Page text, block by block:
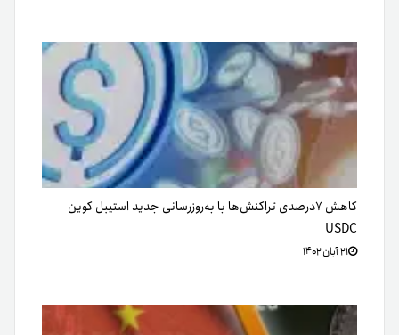
کاهش ۷درصدی تراکنش‌ها با به‌روزرسانی جدید استیبل کوین
USDC
۲۱ آبان ۱۴۰۲